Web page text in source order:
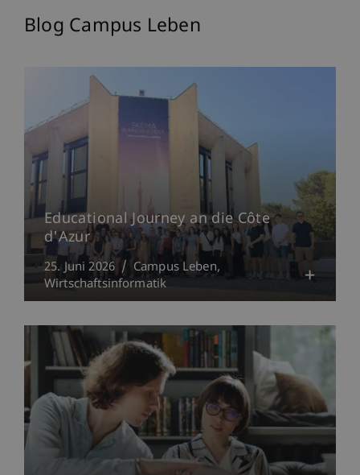
Blog Campus Leben
Educational Journey an die Côte
d'Azur
25. Juni 2026
Campus Leben
Wirtschaftsinformatik